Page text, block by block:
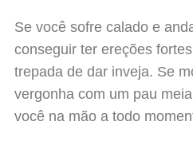
Se você sofre calado e
conseguir ter ereções
trepada de dar inveja. Se
vergonha com um pau
você na mão a todo